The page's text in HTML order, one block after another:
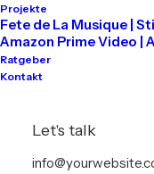
Projekte
Fete de La Musique |
Amazon Prime Video |
Ratgeber
Kontakt
Let's talk
Funktion One
Anlage XXL (auf
Anfrage)